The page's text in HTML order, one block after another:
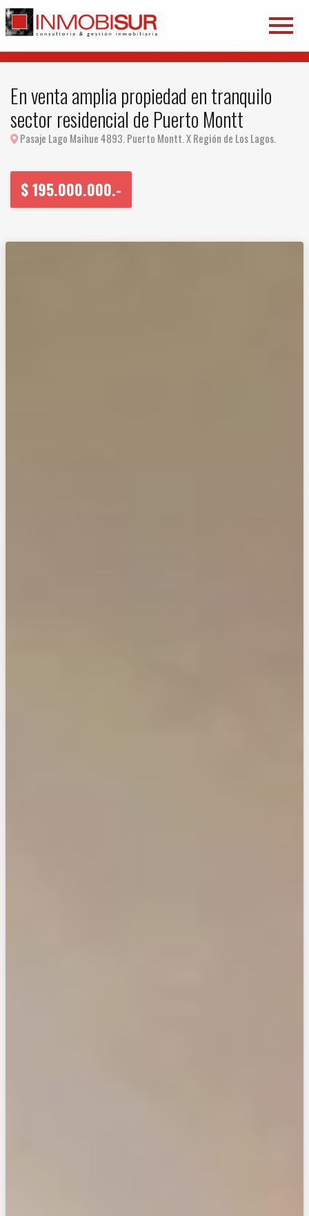
En venta amplia propiedad en tranquilo
sector residencial de Puerto Montt
Pasaje Lago Maihue 4893. Puerto Montt. X Región de Los Lagos.
$195.000.000.-